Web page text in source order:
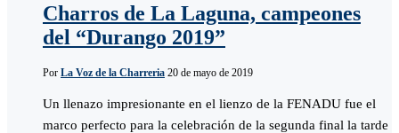
Charros de La Laguna, campeones
del “Durango 2019”
Por La Voz de la Charreria 20 de mayo de 2019
Un llenazo impresionante en el lienzo de la FENADU fue el
marco perfecto para la celebración de la segunda final la tarde